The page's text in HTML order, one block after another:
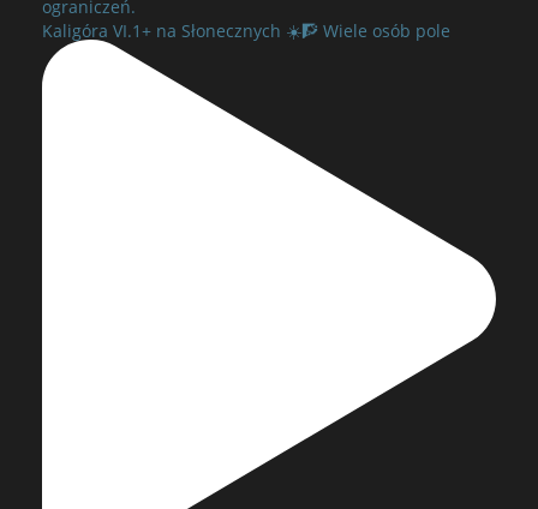
ograniczeń.
Kaligóra VI.1+ na Słonecznych ☀️🧗 Wiele osób pole